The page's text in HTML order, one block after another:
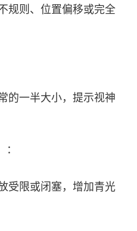
规则、位置偏移或完全
的一半大小，提示视神
：
受限或闭塞，增加青光